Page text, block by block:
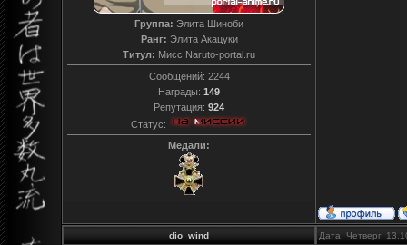
Группа: Элита Шиноби
Ранг: Элита Акацуки
Титул: Мисс Naruto-portal.ru
Сообщений: 2244
Награды: 149
Репутация: 924
Статус:
Медали:
dio_wind Дата: Четверг,